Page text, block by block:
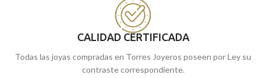
Puedes encontrarla en nuestras
prefieres, encargarla online y te la
brillo.
Puedes encontrarla en nuestras
tiendas de Málaga y Melilla, o si lo
enviamos a casa.
CALIDAD CERTIFICADA
Todas las joyas compradas en Torres Joyeros poseen por Ley su
contraste correspondiente.